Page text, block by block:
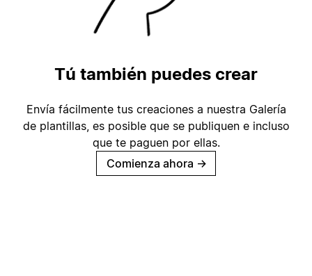
Tú también puedes crear
Envía fácilmente tus creaciones a nuestra Galería
de plantillas, es posible que se publiquen e incluso
que te paguen por ellas.
Comienza ahora →